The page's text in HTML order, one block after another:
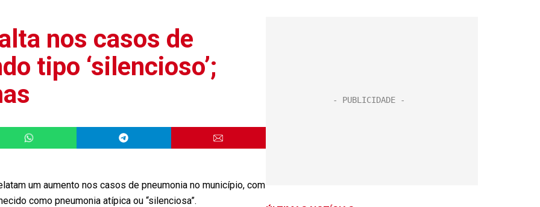
nos casos de
tipo ‘silencioso’;
um aumento nos casos de pneumonia no município, com
como pneumonia atípica ou “silenciosa”.